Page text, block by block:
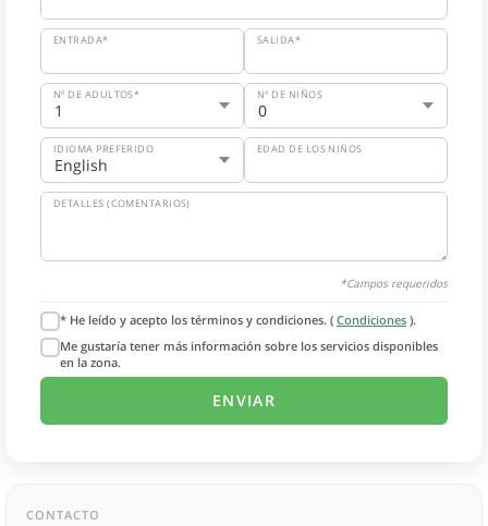
ENTRADA* SALIDA*
Nº DE ADULTOS* Nº DE NIÑOS
IDIOMA PREFERIDO EDAD DE LOS NIÑOS
DETALLES (COMENTARIOS)
*Campos requeridos
* He leído y acepto los términos y condiciones. ( Condiciones ).
Me gustaría tener más información sobre los servicios disponibles
en la zona.
CONTACTO